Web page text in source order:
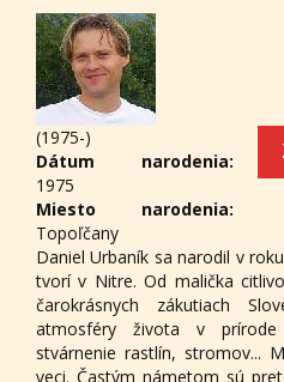
(1975-)
Dátum narodenia:
1975
Miesto narodenia:
Topoľčany
Daniel Urbaník sa narodil v
tvorí v Nitre. Od malička
čarokrásnych zákutiach
atmosféry života v prírode
stvárnenie rastlín, stromov...
veci. Častým námetom sú